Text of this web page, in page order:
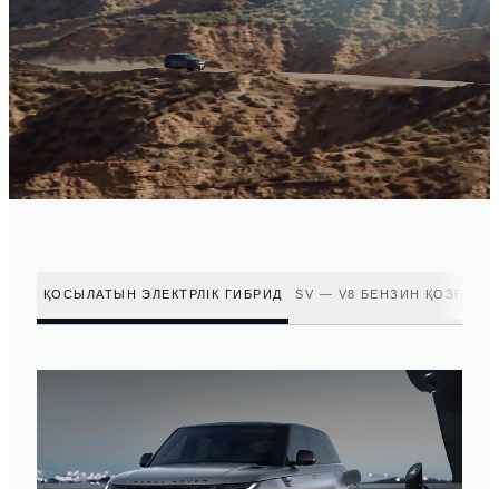
ҚОСЫЛАТЫН ЭЛЕКТРЛІК ГИБРИД SV — V8 БЕНЗИН